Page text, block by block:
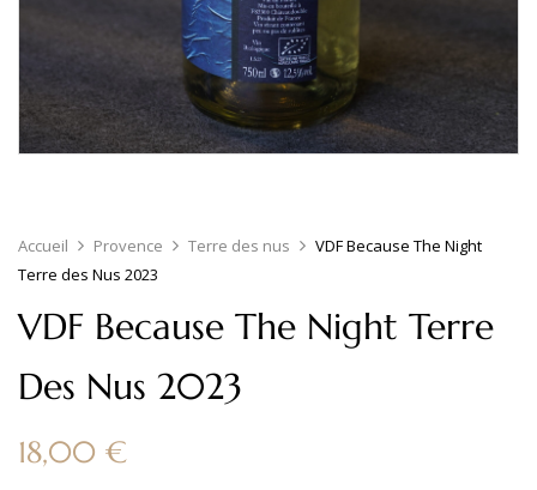
Accueil Provence Terre des nus
VDF Because The Night
Terre des Nus 2023
VDF Because The Night Terre
Des Nus 2023
18,00 €